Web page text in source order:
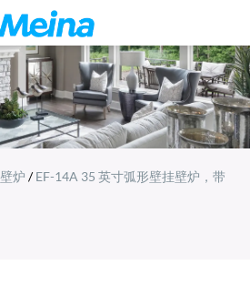
炉 /EF-14A 35 英寸弧形壁挂壁炉，带